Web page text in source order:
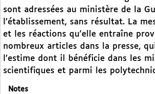
sont adressées au ministère de la
l’établissement, sans résultat. La
et les réactions qu’elle entraîne
nombreux articles dans la presse,
l’estime dont il bénéficie dans les
scientifiques et parmi les
Notes